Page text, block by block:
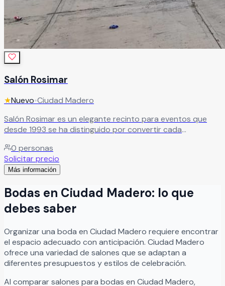
Salón Rosimar
★Nuevo•Ciudad Madero
Salón Rosimar es un elegante recinto para eventos que
desde 1993 se ha distinguido por convertir cada
momentos inolvidables. Con un espacio totalmente
climatizado y capacidad de 100 hasta 400 invitados,
Salón Rosimar es ideal para bodas, XV años, aniversarios,
sociales de gran nivel. Su ambiente sofisticado y sus
amplias instalaciones crean el escenario perfecto para
disfrutar eventos memorables junto a familiares, amigos o
y una atmósfera única para cada ocasión.Leer más
0 personas
Solicitar precio
Más información
Bodas en Ciudad Madero: lo que
debes saber
Organizaruna boda en Ciudad Madero requiere encontrar
el espacio adecuado con anticipación. Ciudad Madero
ofrece una variedad de salones que se adaptan a
diferentes presupuestos y estilos de celebración.
Al comparar salones para bodas en Ciudad Madero,